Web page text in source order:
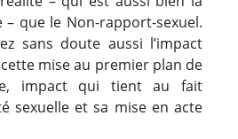
– que le Non-rapport-sexuel.
sans doute aussi l’impact
mise au premier plan de
impact qui tient au fait
sexuelle et sa mise en acte